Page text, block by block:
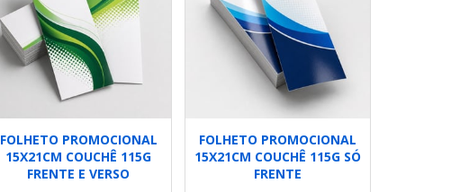
FOLHETO PROMOCIONAL
15X21CM COUCHÊ 115G
FRENTE E VERSO
FOLHETO PROMOCIONAL
15X21CM COUCHÊ 115G SÓ
FRENTE